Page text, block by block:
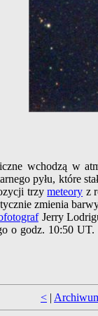
wchodzą w
pyłu, które
trzymeteory z
zmienia
Jerry
o godz. 10:50 UT.
< |